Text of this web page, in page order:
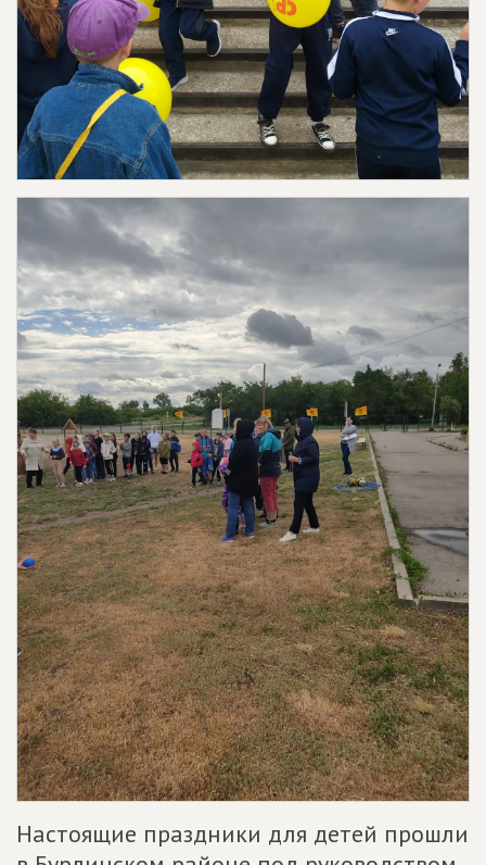
Настоящие праздники для детей прошли